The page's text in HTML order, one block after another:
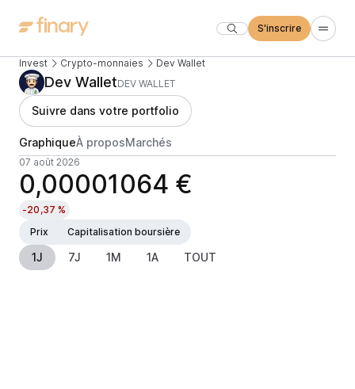
S'inscrire
Invest Crypto-monnaies Dev Wallet
Dev WalletDEV WALLET
Suivre dans votre portfolio
GraphiqueÀ proposMarchés
07 août 2026
0,00001064 €
-20,37 %
Prix
Capitalisation boursière
1J 7J 1M 1A TOUT